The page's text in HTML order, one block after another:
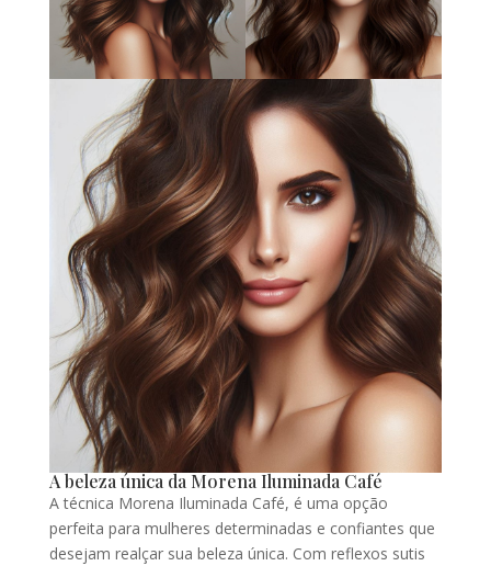
A beleza única da Morena Iluminada Café
A técnica Morena Iluminada Café, é uma opção
perfeita para mulheres determinadas e confiantes que
desejam realçar sua beleza única. Com reflexos sutis